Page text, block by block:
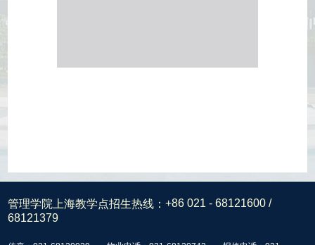
管理学院上海教学点招生热线：+86 021 - 68121600 /
68121379